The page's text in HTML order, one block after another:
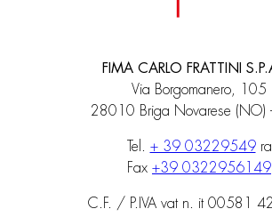
FIMA CARLO FRATTINI
Via Borgomanero, 105
28010 Briga Novarese (NO)
Tel. + 39 03229549ra
Fax +39 0322956149
C.F. / P.IVA vat n. it 00581